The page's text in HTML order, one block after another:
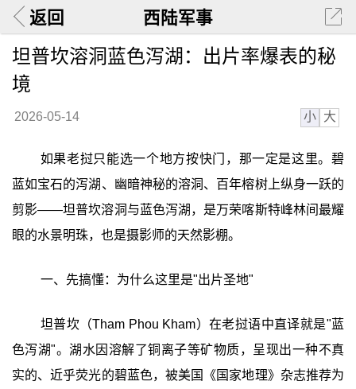
返回 西陆军事
坦普坎溶洞蓝色泻湖：出片率爆表的秘
境
2026-05-14 小 大
如果老挝只能选一个地方按快门，那一定是这里。碧
蓝如宝石的泻湖、幽暗神秘的溶洞、百年榕树上纵身一跃的
剪影——坦普坎溶洞与蓝色泻湖，是万荣喀斯特峰林间最耀
眼的水景明珠，也是摄影师的天然影棚。
一、先搞懂：为什么这里是"出片圣地"
坦普坎（Tham Phou Kham）在老挝语中直译就是"蓝
色泻湖"。湖水因溶解了铜离子等矿物质，呈现出一种不真
实的、近乎荧光的碧蓝色，被美国《国家地理》杂志推荐为